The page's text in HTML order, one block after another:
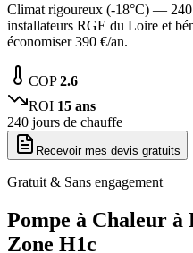
Climat rigoureux (-18°C) — 240
installateurs RGE du Loire et
économiser 390 €/an.
COP2.6
ROI 15 ans
240 jours de chauffe
Recevoir mes devis gratuits
Gratuit & Sans engagement
Pompe à Chaleur à
Zone H1c